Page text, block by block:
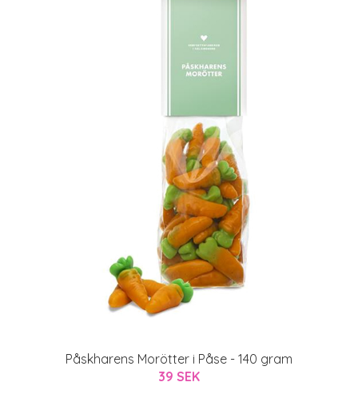
Påskharens Morötter i Påse - 140 gram
39 SEK